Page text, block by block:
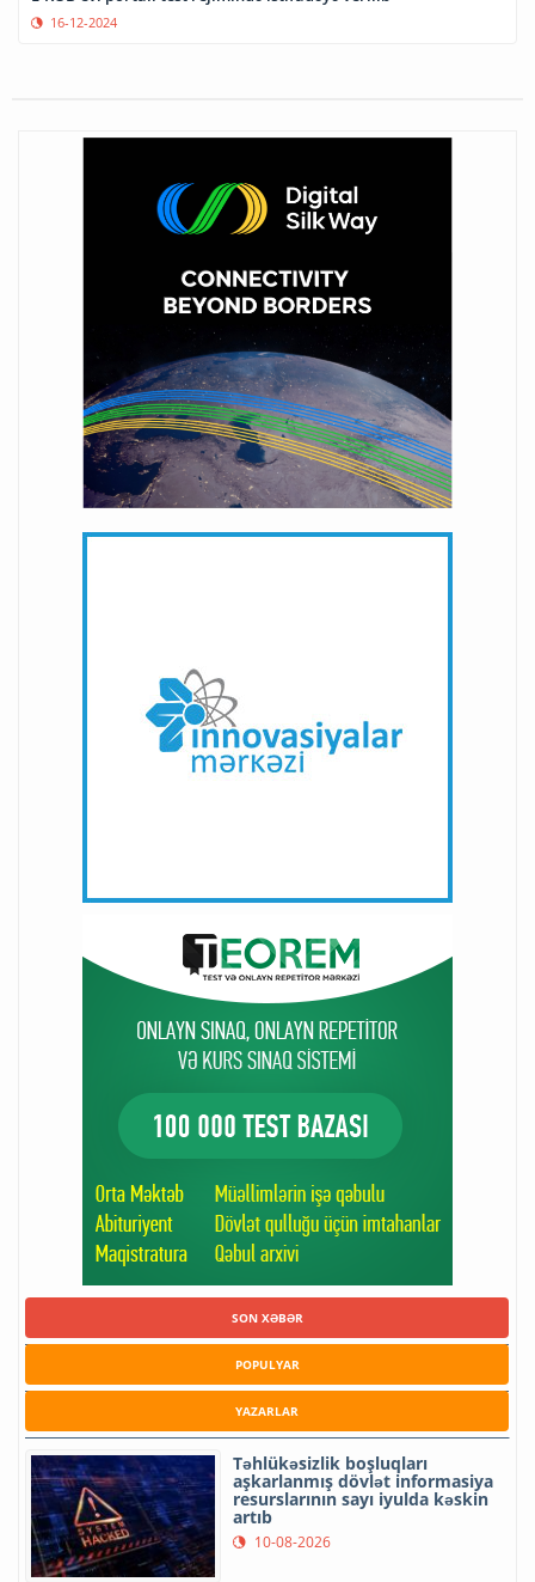
16-12-2024
SON XƏBƏR
POPULYAR
YAZARLAR
Təhlükəsizlik boşluqları
aşkarlanmış dövlət informasiya
resurslarının sayı iyulda kəskin
artıb
10-08-2026